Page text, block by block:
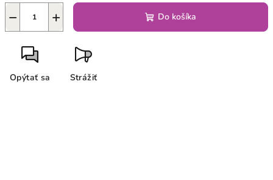
+
− Do košíka
Opýtať sa Strážiť